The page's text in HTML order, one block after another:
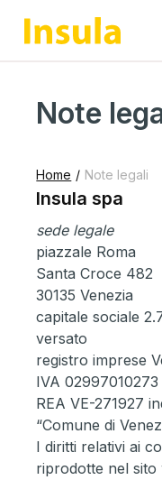
Note
Home / Note legali
Insula spa
sede legale
piazzale Roma
Santa Croce 482
30135 Venezia
capitale sociale
versato
registro imprese
IVA 02997010273
REA VE-271927
“Comune di
I diritti relativi ai
riprodotte nel sito